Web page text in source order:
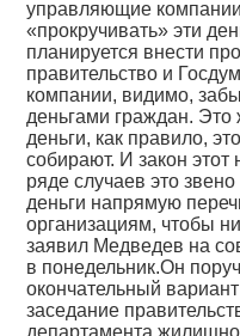
управляющие
«прокручивать» эти
планируется внести
правительство и
компании, видимо,
деньгами граждан. Это
деньги, как правило,
собирают. И закон этот
ряде случаев это
деньги напрямую
организациям, чтобы
заявил Медведев на
в понедельник.Он
окончательный
заседание
департамента